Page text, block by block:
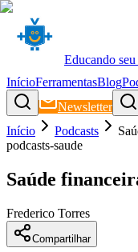
Educando
InícioFerramentasBlog
Newsletter
Início
Podcasts
podcasts-saude
Saúde
Frederico Torres
Compartilhar